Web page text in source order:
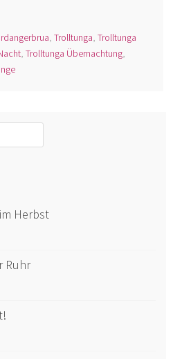
,Trolltunga,Trolltunga
,Trolltunga Übernachtung,
Herbst
Ruhr